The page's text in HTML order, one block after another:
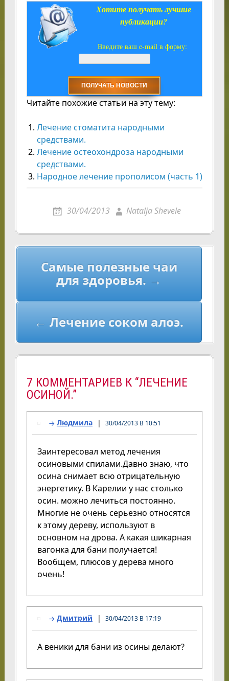
Хотите получать лучшие
публикации?
Введите ваш e-mail в форму:
Читайте похожие статьи на эту тему:
Лечение стоматита народными
средствами.
Лечение остеохондроза народными
средствами.
Народное лечение прополисом (часть 1)
30/04/2013 Natalja Shevele
Навигация
записям
Самые полезные чаи
для здоровья. →
← Лечение соком алоэ.
7 КОММЕНТАРИЕВ К “ЛЕЧЕНИЕ
ОСИНОЙ.”
Людмила 30/04/2013 В 10:51
Заинтересовал метод лечения
осиновыми спилами.Давно знаю, что
осина снимает всю отрицательную
энергетику. В Карелии у нас столько
осин. можно лечиться постоянно.
Многие не очень серьезно относятся
к этому дереву, используют в
основном на дрова. А какая шикарная
вагонка для бани получается!
Вообщем, плюсов у дерева много
очень!
Дмитрий 30/04/2013 В 17:19
А веники для бани из осины делают?